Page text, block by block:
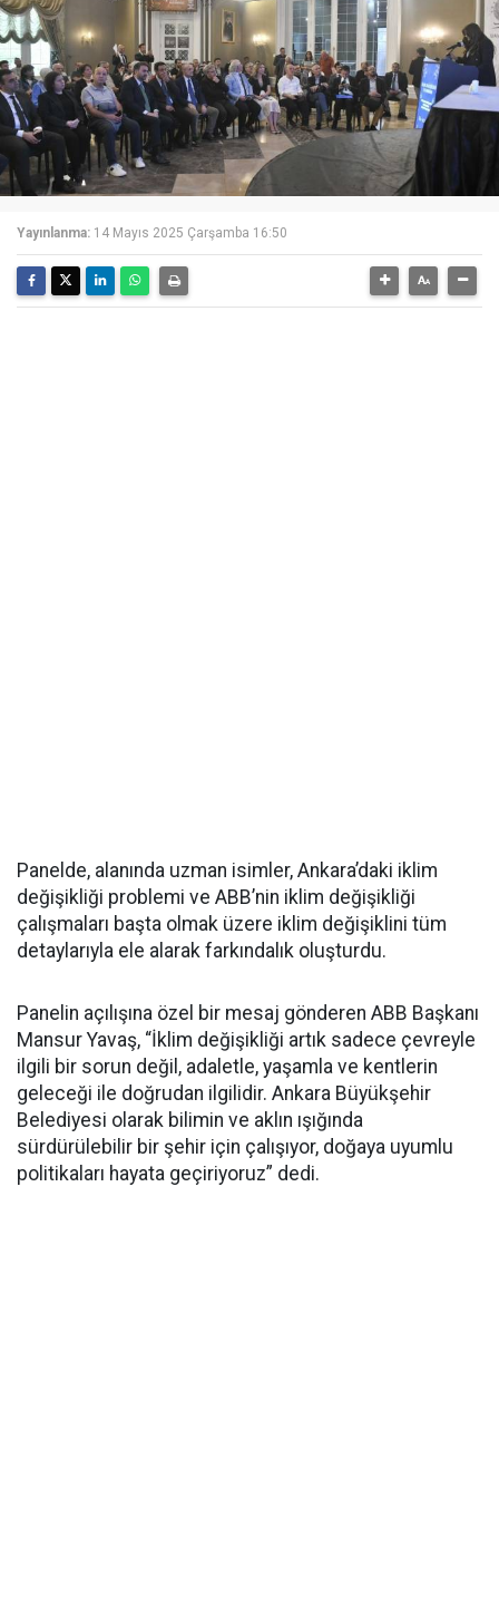
Yayınlanma: 14 Mayıs 2025 Çarşamba 16:50
Panelde, alanında uzman isimler, Ankara’daki iklim
değişikliği problemi ve ABB’nin iklim değişikliği
çalışmaları başta olmak üzere iklim değişiklini tüm
detaylarıyla ele alarak farkındalık oluşturdu.
Panelin açılışına özel bir mesaj gönderen ABB Başkanı
Mansur Yavaş, “İklim değişikliği artık sadece çevreyle
ilgili bir sorun değil, adaletle, yaşamla ve kentlerin
geleceği ile doğrudan ilgilidir. Ankara Büyükşehir
Belediyesi olarak bilimin ve aklın ışığında
sürdürülebilir bir şehir için çalışıyor, doğaya uyumlu
politikaları hayata geçiriyoruz” dedi.